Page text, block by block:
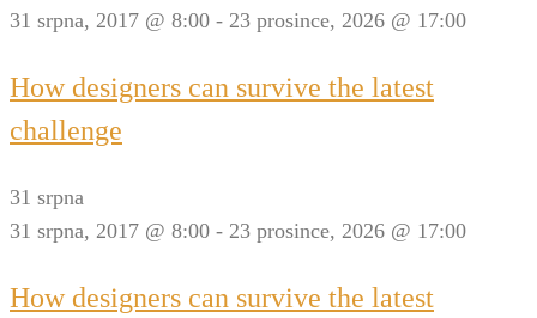
31 srpna, 2017 @ 8:00 - 23 prosince, 2026 @ 17:00
How designers can survive the latest
challenge
31 srpna
31 srpna, 2017 @ 8:00 - 23 prosince, 2026 @ 17:00
How designers can survive the latest